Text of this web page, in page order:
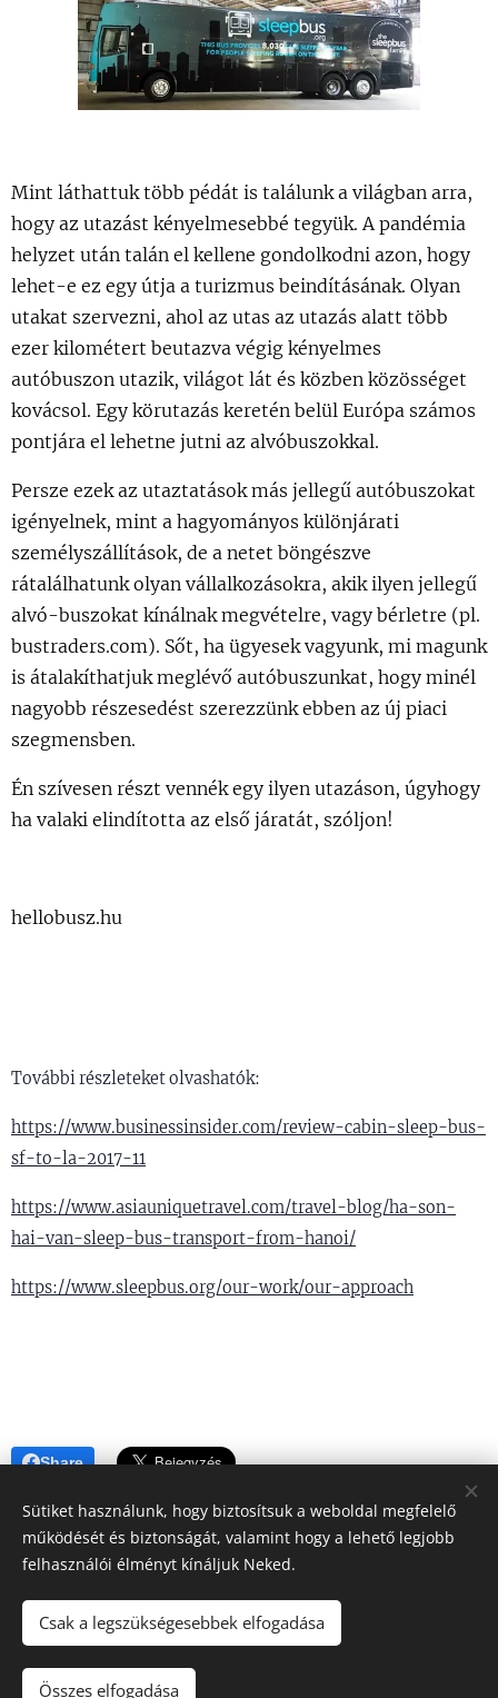
Mint láthattuk több pédát is találunk a világban arra,
hogy az utazást kényelmesebbé tegyük. A pandémia
helyzet után talán el kellene gondolkodni azon, hogy
lehet-e ez egy útja a turizmus beindításának. Olyan
utakat szervezni, ahol az utas az utazás alatt több
ezer kilométert beutazva végig kényelmes
autóbuszon utazik, világot lát és közben közösséget
kovácsol. Egy körutazás keretén belül Európa számos
pontjára el lehetne jutni az alvóbuszokkal.
Persze ezek az utaztatások más jellegű autóbuszokat
igényelnek, mint a hagyományos különjárati
személyszállítások, de a netet böngészve
rátalálhatunk olyan vállalkozásokra, akik ilyen jellegű
alvó-buszokat kínálnak megvételre, vagy bérletre (pl.
bustraders.com). Sőt, ha ügyesek vagyunk, mi magunk
is átalakíthatjuk meglévő autóbuszunkat, hogy minél
nagyobb részesedést szerezzünk ebben az új piaci
szegmensben.
Én szívesen részt vennék egy ilyen utazáson, úgyhogy
ha valaki elindította az első járatát, szóljon!
hellobusz.hu
További részleteket olvashatók:
https://www.businessinsider.com/review-cabin-sleep-bus-
sf-to-la-2017-11
https://www.asiauniquetravel.com/travel-blog/ha-son-
hai-van-sleep-bus-transport-from-hanoi/
https://www.sleepbus.org/our-work/our-approach
Share
HELLOBUSZ.HU független szolgáltató iroda.
Minden jog fenntartva 2020
KEZDŐLAP
Sütiket használunk, hogy biztosítsuk a weboldal megfelelő
működését és biztonságát, valamint hogy a lehető legjobb
felhasználói élményt kínáljuk Neked.
Csak a legszükségesebbek elfogadása
Összes elfogadása